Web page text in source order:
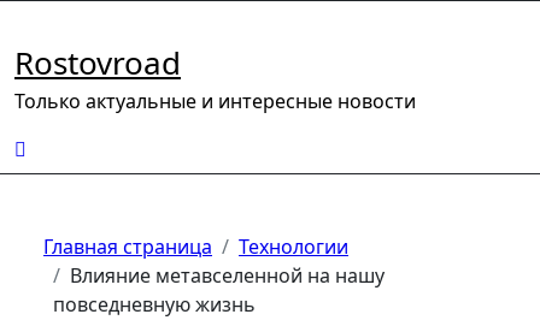
содержимому
Rostovroad
Только актуальные и интересные новости
Главная страница
Технологии
Влияние метавселенной на нашу
повседневную жизнь